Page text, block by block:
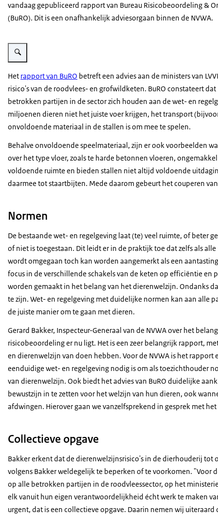
vandaag gepubliceerd rapport van Bureau Risicobeoordeling &
(BuRO). Dit is een onafhankelijk adviesorgaan binnen de NVWA.
Vergroot afbeelding Groep varkens
Het rapport van BuRO betreft een advies aan de ministers van
risico's van de roodvlees- en grofwildketen. BuRO constateert
betrokken partijen in de sector zich houden aan de wet- en
miljoenen dieren niet het juiste voer krijgen, het transport
onvoldoende materiaal in de stallen is om mee te spelen.
Behalve onvoldoende speelmateriaal, zijn er ook voorbeelden
over het type vloer, zoals te harde betonnen vloeren,
voldoende ruimte en bieden stallen niet altijd voldoende
daarmee tot staartbijten. Mede daarom gebeurt het couperen
Normen
De bestaande wet- en regelgeving laat (te) veel ruimte, of beter
of niet is toegestaan. Dit leidt er in de praktijk toe dat zelfs als
wordt omgegaan toch kan worden aangemerkt als een
focus in de verschillende schakels van de keten op efficiëntie
worden gemaakt in het belang van het dierenwelzijn. Ondanks
te zijn. Wet- en regelgeving met duidelijke normen kan aan alle
de juiste manier om te gaan met dieren.
Gerard Bakker, Inspecteur-Generaal van de NVWA over het
risicobeoordeling er nu ligt. Het is een zeer belangrijk rapport,
en dierenwelzijn van doen hebben. Voor de NVWA is het
eenduidige wet- en regelgeving nodig is om als toezichthouder
van dierenwelzijn. Ook biedt het advies van BuRO duidelijke
bewustzijn in te zetten voor het welzijn van hun dieren, ook
afdwingen. Hierover gaan we vanzelfsprekend in gesprek met
Collectieve opgave
Bakker erkent dat de dierenwelzijnsrisico's in de dierhouderij tot
volgens Bakker weldegelijk te beperken of te voorkomen. "Voor
op alle betrokken partijen in de roodvleessector, op het
elk vanuit hun eigen verantwoordelijkheid écht werk te maken
urgent, dat is een collectieve opgave. Daarin nemen wij